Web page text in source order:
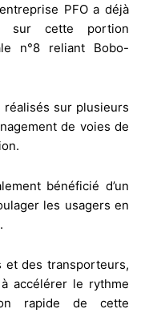
PFO a déjà
sur cette portion
n°8 reliant Bobo-
sur plusieurs
de voies de
bénéficié d’un
les usagers en
et des transporteurs,
accélérer le rythme
rapide de cette